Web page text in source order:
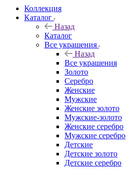
Коллекция
Каталог
Назад
Каталог
Все украшения
Назад
Все украшения
Золото
Серебро
Женские
Мужские
Женские золото
Мужские-золото
Женские серебро
Мужские серебро
Детские
Детские золото
Детские серебро